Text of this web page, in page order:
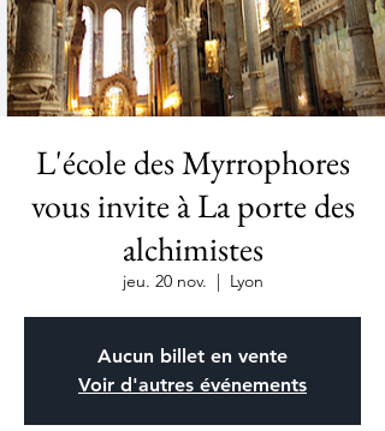
L'école des Myrrophores
vous invite à La porte des
alchimistes
jeu. 20 nov.
  |
Lyon
Aucun billet en vente
Voir d'autres événements